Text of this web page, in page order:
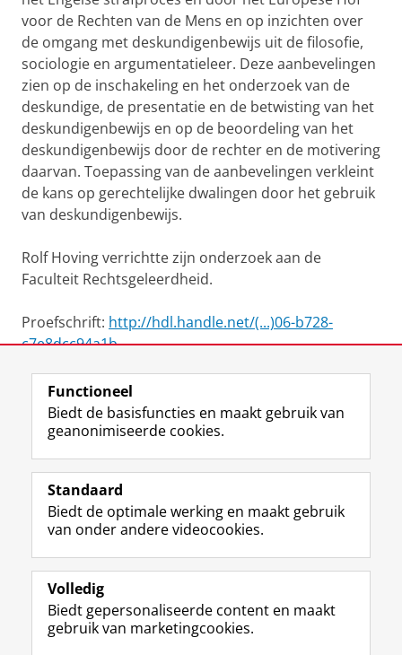
voor de Rechten van de Mens en op inzichten over
de omgang met deskundigenbewijs uit de filosofie,
sociologie en argumentatieleer. Deze aanbevelingen
zien op de inschakeling en het onderzoek van de
deskundige, de presentatie en de betwisting van het
deskundigenbewijs en op de beoordeling van het
deskundigenbewijs door de rechter en de motivering
daarvan. Toepassing van de aanbevelingen verkleint
de kans op gerechtelijke dwalingen door het gebruik
van deskundigenbewijs.
Rolf Hoving verrichtte zijn onderzoek aan de
Faculteit Rechtsgeleerdheid.
Proefschrift: http://hdl.handle.net/(...)06-b728-
c7e8dcc94a1b
View this page in:English
Volg de RUG
F
a
e
b
o
p
a
L
i
k
e
I
-
p
R
S
-
f
e
R
I
n
t
r
m
Y
o
T
e
k
Studiekiezers
Alumni
Over ons
Functioneel
Biedt de basisfuncties en maakt gebruik van
geanonimiseerde cookies.
Standaard
Biedt de optimale werking en maakt gebruik
van onder andere videocookies.
Volledig
Biedt gepersonaliseerde content en maakt
gebruik van marketingcookies.